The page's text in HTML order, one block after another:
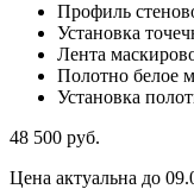
Профиль
Установка
Лента
Полотно белое
Установка
48 500 руб.
Цена актуальна до